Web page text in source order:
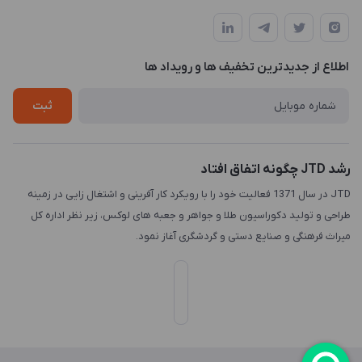
طبقه3
لیست محصولات
درباره ما
چاپ و حکاکی
طراحی سه بعدی
اطلاع از جدیدترین تخفیف ها و رویداد ها
ثبت
رشد JTD چگونه اتفاق افتاد
JTD در سال 1371 فعالیت خود را با رویکرد کار آفرینی و اشتغال زایی در زمینه
طراحی و تولید دکوراسیون طلا و جواهر و جعبه های لوکس، زیر نظر اداره کل
میراث فرهنگی و صنایع دستی و گردشگری آغاز نمود.